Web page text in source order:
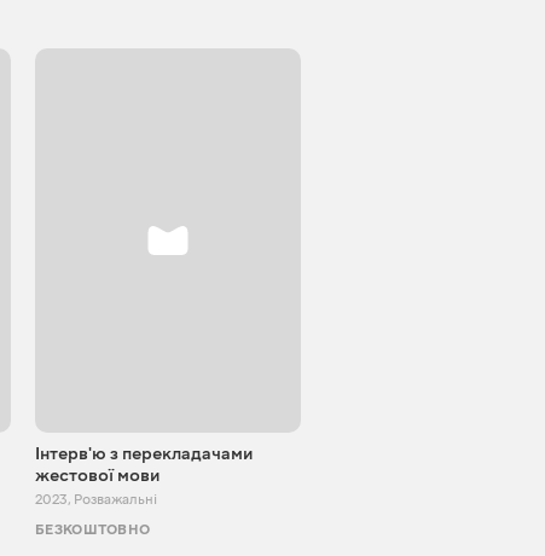
Інтерв'ю з перекладачами
жестової мови
2023, Розважальні
БЕЗКОШТОВНО